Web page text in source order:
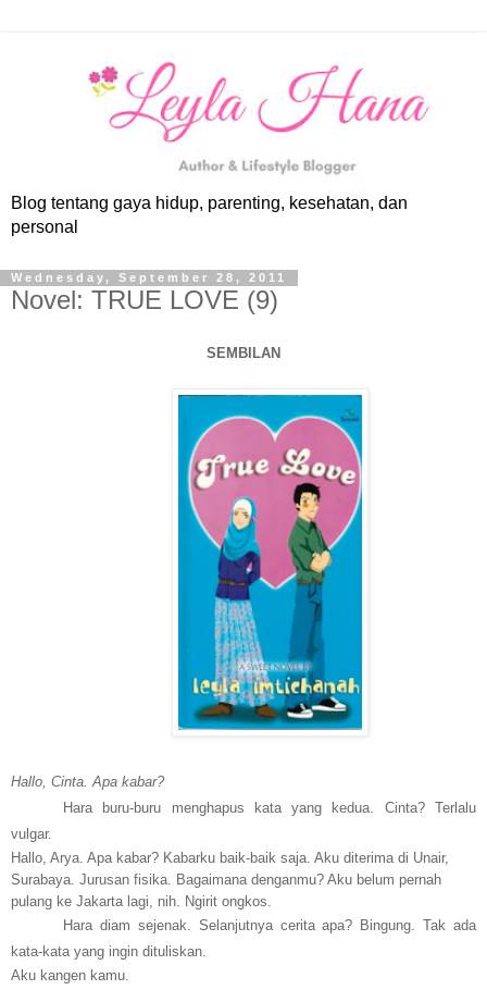
Blog tentang gaya hidup, parenting, kesehatan, dan
personal
Wednesday, September 28, 2011
Novel: TRUE LOVE (9)
SEMBILAN
Hallo, Cinta. Apa kabar?
Hara buru-buru menghapus kata yang kedua. Cinta? Terlalu
vulgar.
Hallo, Arya. Apa kabar? Kabarku baik-baik saja. Aku diterima di Unair,
Surabaya. Jurusan fisika. Bagaimana denganmu? Aku belum pernah
pulang ke Jakarta lagi, nih. Ngirit ongkos.
Hara diam sejenak. Selanjutnya cerita apa? Bingung. Tak ada
kata-kata yang ingin dituliskan.
Aku kangen kamu.